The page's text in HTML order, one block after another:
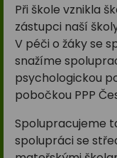
Při škole vznikla
zástupci naší
V péči o žáky se
snažíme
psychologickou
pobočkou PPP
Spolupracujeme
spolupráci se